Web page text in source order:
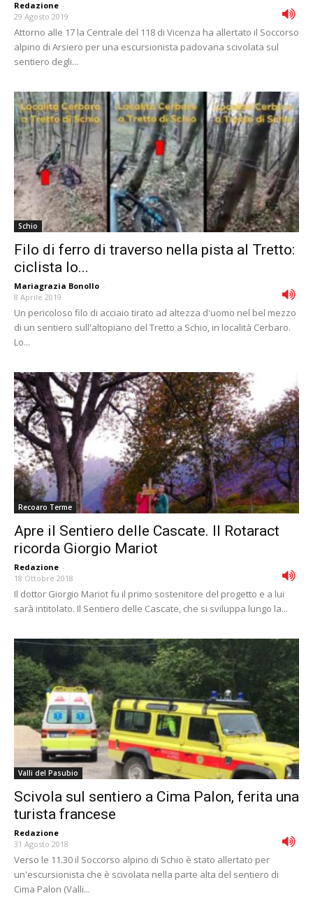
Redazione -
29 Agosto 2019
Attorno alle 17 la Centrale del 118 di Vicenza ha allertato il Soccorso
alpino di Arsiero per una escursionista padovana scivolata sul
sentiero degli...
Schio
Filo di ferro di traverso nella pista al Tretto:
ciclista lo...
Mariagrazia Bonollo -
8 Aprile 2019
Un pericoloso filo di acciaio tirato ad altezza d'uomo nel bel mezzo
di un sentiero sull'altopiano del Tretto a Schio, in località Cerbaro.
Lo...
Recoaro Terme
Apre il Sentiero delle Cascate. Il Rotaract
ricorda Giorgio Mariot
Redazione -
18 Ottobre 2018
Il dottor Giorgio Mariot fu il primo sostenitore del progetto e a lui
sarà intitolato. Il Sentiero delle Cascate, che si sviluppa lungo la...
Valli del Pasubio
Scivola sul sentiero a Cima Palon, ferita una
turista francese
Redazione -
31 Agosto 2018
Verso le 11.30 il Soccorso alpino di Schio è stato allertato per
un'escursionista che è scivolata nella parte alta del sentiero di
Cima Palon (Valli...